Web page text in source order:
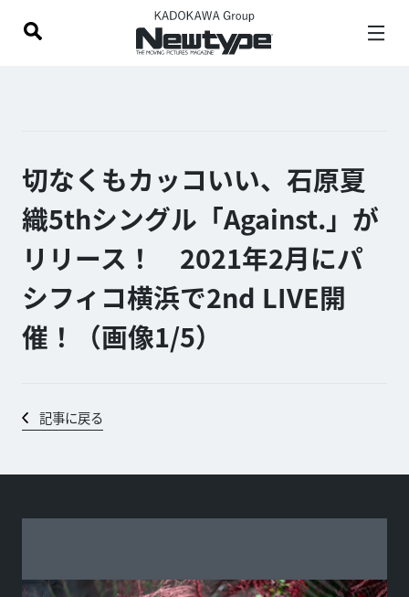
切なくもカッコいい、石原夏
織5thシングル「Against.」が
リリース！ 2021年2月にパ
シフィコ横浜で2nd LIVE開
催！（画像1/5）
記事に戻る